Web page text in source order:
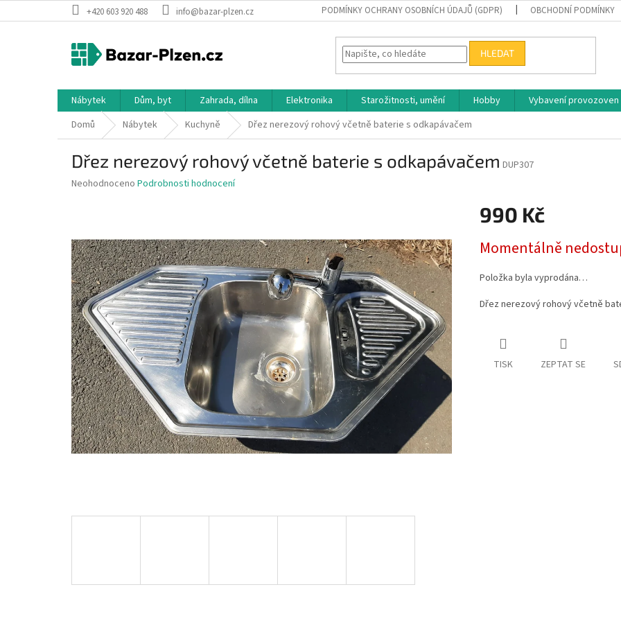
na
+420 603 920 488 info@bazar-plzen.cz PODMÍNKY OCHRANY OSOBNÍCH ÚDAJŮ (GDPR) OBCHODNÍ PODMÍNKY
HLEDAT
Nábytek Dům, byt Zahrada, dílna Elektronika Starožitnosti, umění Hobby Vybavení provozoven
Domů
Nábytek Kuchyně Dřez nerezový rohový včetně baterie s odkapávačem
Dřez nerezový rohový včetně baterie s odkapávačem DUP307
Průměrné
0,0
z
5
hvězdiček.
Neohodnoceno Podrobnosti hodnocení
990 Kč
cena:
Momentálně
Položka byla vyprodána…
Dřez nerezový rohový včetně
TISK ZEPTAT SE